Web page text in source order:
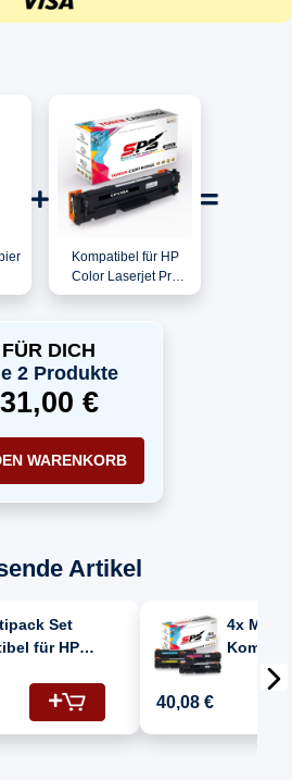
Kompatibel für HP
Color Laserjet Pro
MFP M477 / CF410A /
FÜR DICH
2 Produkte
31,00 €
WARENKORB
Artikel
Set
für HP
Drucker
410A
Schwarz,
4x
Color
MFP M
40,08 €